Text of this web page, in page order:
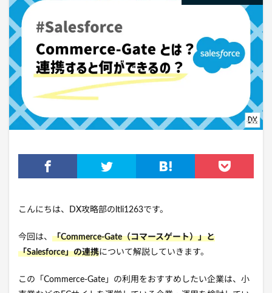
こんにちは、DX攻略部のltli1263です。
今回は、 「Commerce-Gate（コマースゲート）」と
「Salesforce」の連携について解説していきます。
この「Commerce-Gate」の利用をおすすめしたい企業は、小